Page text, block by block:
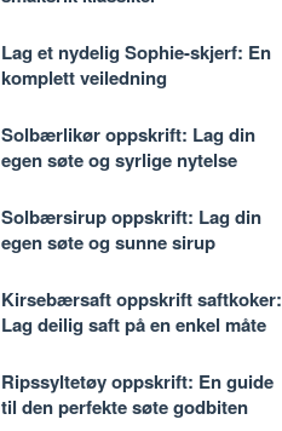
Lag et nydelig Sophie-skjerf: En
komplett veiledning
Solbærlikør oppskrift: Lag din
egen søte og syrlige nytelse
Solbærsirup oppskrift: Lag din
egen søte og sunne sirup
Kirsebærsaft oppskrift saftkoker:
Lag deilig saft på en enkel måte
Ripssyltetøy oppskrift: En guide
til den perfekte søte godbiten